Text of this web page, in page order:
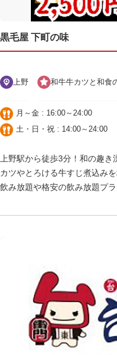
黒毛屋 下町の味
上野 和牛牛カツと和食
月～金 : 16:00～24:00
土・日・祝 : 14:00～24:00
上野駅から徒歩3分！和の趣
カツやとろける牛すじ煮込み
飲み放題や格安の飲み放題プラ